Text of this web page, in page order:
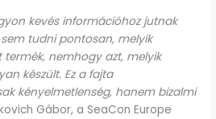
kevés információhoz jutnak
tudni pontosan, melyik
nemhogy azt, melyik
készült. Ez a fajta
kényelmetlenség, hanem bizalmi
Gábor, a SeaCon Europe